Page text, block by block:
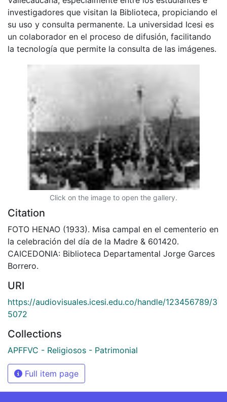
investigadores que visitan la Biblioteca, propiciando el
su uso y consulta permanente. La universidad Icesi es
un colaborador en el proceso de difusión, facilitando
la tecnología que permite la consulta de las imágenes.
Click on the image to open the gallery.
Citation
FOTO HENAO (1933). Misa campal en el cementerio en
la celebración del día de la Madre & 601420.
CAICEDONIA: Biblioteca Departamental Jorge Garces
Borrero.
URI
https://audiovisuales.icesi.edu.co/handle/123456789/3
5072
Collections
APFFVC - Religiosos - Patrimonial
Full item page